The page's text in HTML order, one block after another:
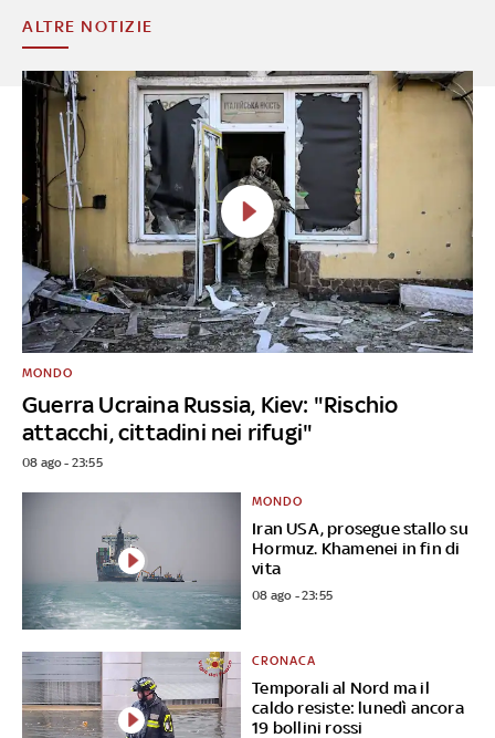
ALTRE NOTIZIE
Guerra Ucraina Russia, Kiev: "Rischio
attacchi, cittadini nei rifugi"
MONDO
08 ago - 23:55
Iran USA, prosegue stallo su
Hormuz. Khamenei in fin di
vita
MONDO
08 ago - 23:55
Temporali al Nord ma il
caldo resiste: lunedì ancora
19 bollini rossi
CRONACA